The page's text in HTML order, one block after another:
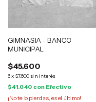
GIMNASIA - BANCO
MUNICIPAL
$45.600
6x $7.600 sin interés
$41.040 con Efectivo
¡No te lo pierdas, es el último!